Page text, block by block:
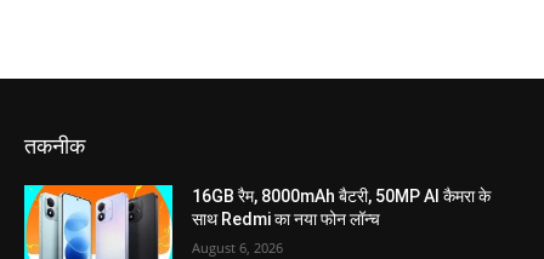
तकनीक
16GB रैम, 8000mAh बैटरी, 50MP AI कैमरा के
साथ Redmi का नया फोन लॉन्च
August 6, 2026